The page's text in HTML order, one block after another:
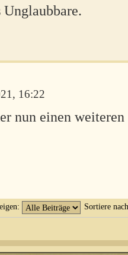
Unglaubbare.
16:22
nun einen
Sortiere